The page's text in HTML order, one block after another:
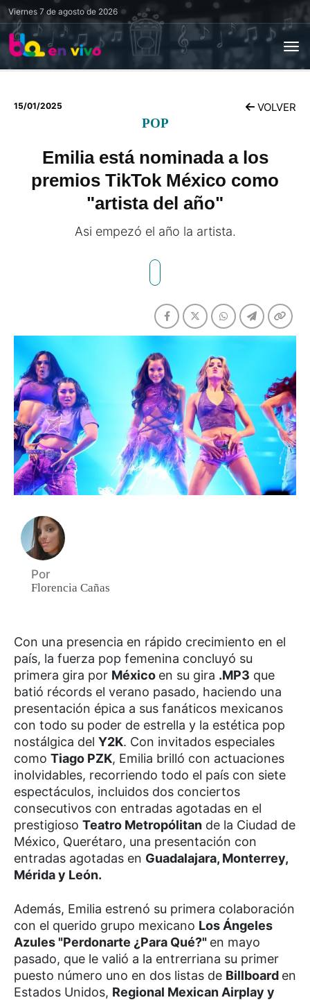
Viernes 7 de agosto de 2026
15/01/2025 VOLVER
POP
Emilia está nominada a los
premios TikTok México como
"artista del año"
Asi empezó el año la artista.
Por
Florencia Cañas
Con una presencia en rápido crecimiento en el
país, la fuerza pop femenina concluyó su
primera gira por México en su gira .MP3 que
batió récords el verano pasado, haciendo una
presentación épica a sus fanáticos mexicanos
con todo su poder de estrella y la estética pop
nostálgica del Y2K. Con invitados especiales
como Tiago PZK, Emilia brilló con actuaciones
inolvidables, recorriendo todo el país con siete
espectáculos, incluidos dos conciertos
consecutivos con entradas agotadas en el
prestigioso Teatro Metropólitan de la Ciudad de
México, Querétaro, una presentación con
entradas agotadas en Guadalajara, Monterrey,
Mérida y León.
Además, Emilia estrenó su primera colaboración
con el querido grupo mexicano Los Ángeles
Azules "Perdonarte ¿Para Qué?" en mayo
pasado, que le valió a la entrerriana su primer
puesto número uno en dos listas de Billboard en
Estados Unidos, Regional Mexican Airplay y